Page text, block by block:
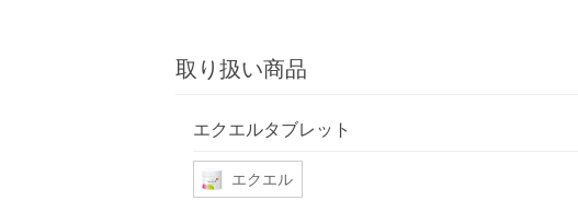
取り扱い商品
エクエルタブレット
エクエル